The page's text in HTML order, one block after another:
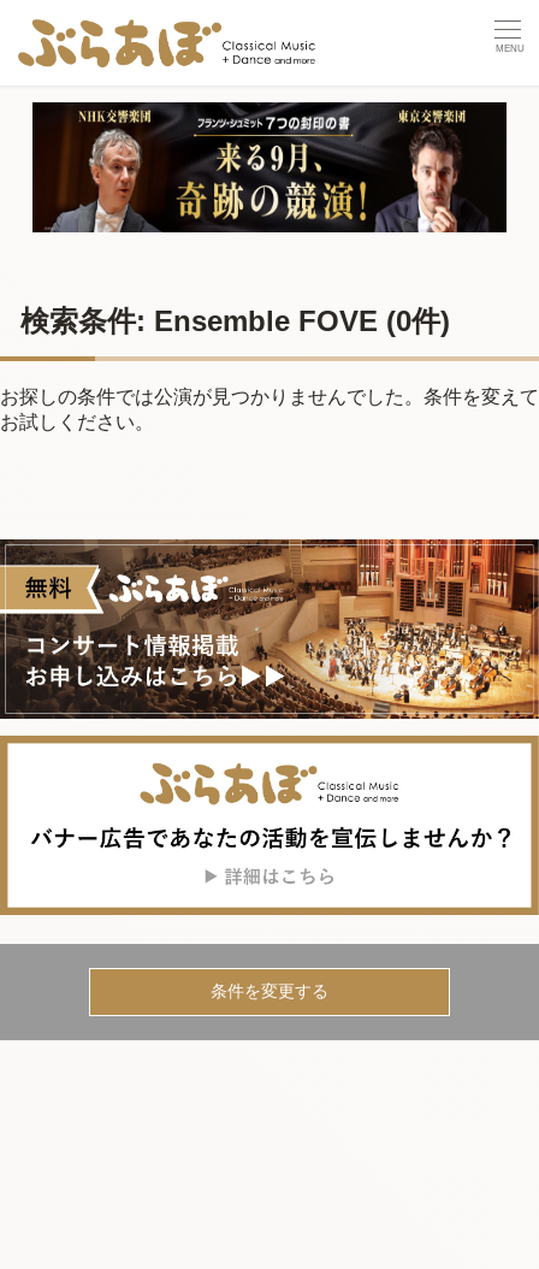
検索条件: Ensemble FOVE (0件)
お探しの条件では公演が見つかりませんでした。条件を変えて
お試しください。
条件を変更する